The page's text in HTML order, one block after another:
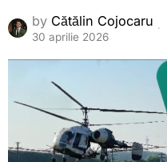
by Cătălin Cojocaru
30 aprilie 2026